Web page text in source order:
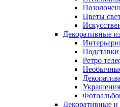
Цветы
Декоративные
Подставки
Ретро
Декоративные